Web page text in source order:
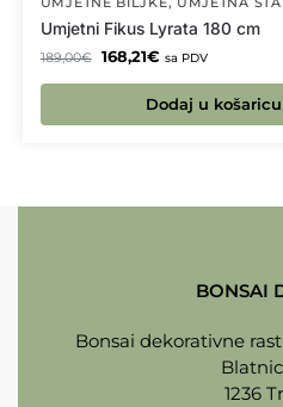
Umjetni Fikus Lyrata 180 cm
189,00€ 168,21€ sa PDV
Dodaj u košaricu
BONSAI
Bonsai dekorativne
1236